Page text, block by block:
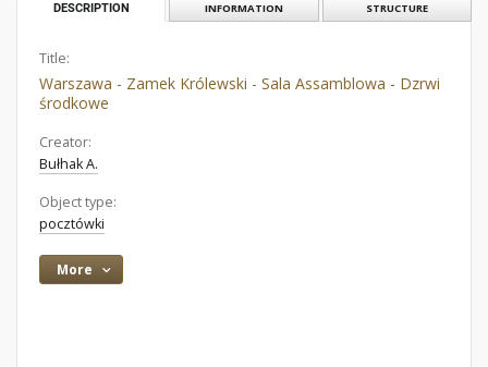
DESCRIPTION INFORMATION STRUCTURE
Title:
Warszawa - Zamek Królewski - Sala Assamblowa - Dzrwi
środkowe
Creator:
Bułhak A.
Object type:
pocztówki
More